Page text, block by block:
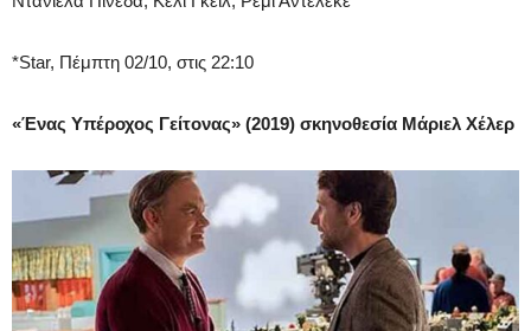
*Star, Πέμπτη 02/10, στις 22:10
«Ένας Υπέροχος Γείτονας» (2019) σκηνοθεσία Μάριελ Χέλερ